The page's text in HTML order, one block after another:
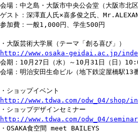
会場：中之島・大阪市中央公会堂（大阪市北
ゲスト：深澤直人氏×喜多俊之氏、
参加費：一般1,000円、学生500円
・大阪芸術大学展（テーマ「創る喜び」）
http://www.osaka-geidai.ac.jp/
会期：10月27日（水）～10月31日（日）
会場：明治安田生命ビル（地下鉄淀屋橋駅13
・ショップイベント
http://www.tdwa.com/odw_04/shop/
・ショップデザインセミナー
http://www.tdwa.com/odw_04/
・OSAKA食空間 meet BAILEYS